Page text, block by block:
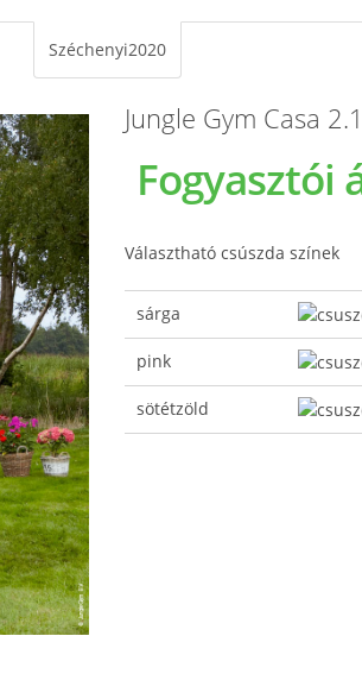
Széchenyi2020
Jungle Gym Casa
Fogyasztói
Választható csúszda színek
sárga
pink
sötétzöld